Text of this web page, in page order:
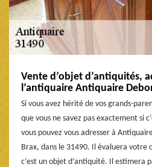
Vente d’objet d’antiquités,
l’antiquaire Antiquaire
Si vous avez hérité de vos grands-
que vous ne savez pas exactement si
vous pouvez vous adresser à
Brax, dans le 31490. Il évaluera votre
c’est un objet d’antiquité. Il estimera